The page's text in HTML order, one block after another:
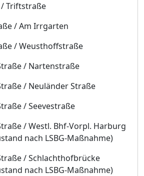
/ Triftstraße
/ Am Irrgarten
/ Weusthoffstraße
/ Nartenstraße
/ Neuländer Straße
/ Seevestraße
/ Westl. Bhf-Vorpl. Harburg
nach LSBG-Maßnahme)
/ Schlachthofbrücke
nach LSBG-Maßnahme)